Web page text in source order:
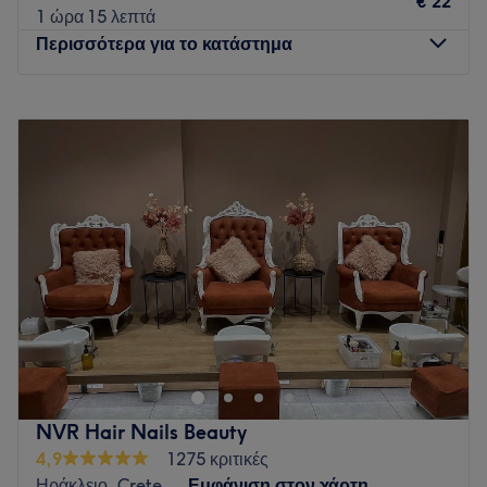
1 ώρα 15 λεπτά
Περισσότερα για το κατάστημα
Σάββατο
09:00–16:00
Κυριακή
Κλειστό
Το Peacock Haus of Nails είναι η κατάλληλη επιλογή για
εσένα που θέλεις να ανανεωθείς και να ανεβάσεις την
ψυχολογία σου. Το κατάστημα βρίσκεται στο Ηράκλειο
Κρήτης και προσφέρει υπηρεσίες μανικιούρ, πεντικιούρ
καθώς επίσης και περιποιήσεις φρυδιών και βλεφαρίδων.
Ένα ευχάριστο και φιλόξενο περιβάλλον σε περιμένει για να
χαλαρώσεις και να ανανεωθείς!
NVR Hair Nails Beauty
4,9
1275 κριτικές